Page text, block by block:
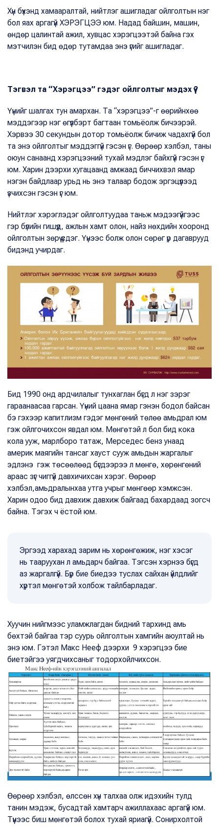
Хүн бүхэнд хамааралтай, нийтлэг ашигладаг ойлголтын нэг
бол яах аргагүй ХЭРЭГЦЭЭ юм. Надад байшин, машин,
өндөр цалинтай ажил, хувцас хэрэгцээтэй байна гэх
мэтчилэн бид өдөр тутамдаа энэ үгийг ашигладаг.
Тэгвэл та “Хэрэгцээ” гэдэг ойлголтыг мэдэх үү?
Үүнийг шалгах тун амархан. Та “хэрэгцээ”-г өөрийнхөө
мэддэгээр нэг өгүүлбэрт багтаан томьёолж бичээрэй.
Хэрвээ 30 секундын дотор томьёолж бичиж чадахгүй бол
та энэ ойлголтыг мэддэггүй гэсэн үг. Өөрөөр хэлбэл, таны
оюун санаанд хэрэгцээний тухай мэдлэг байхгүй гэсэн үг
юм. Харин дээрхи хугацаанд амжаад биччихвэл ямар
нэгэн байдлаар урьд нь энэ талаар бодож эргэцүүлээд
үзчихсэн гэсэн үг юм.
Нийтлэг хэрэглэдэг ойлголтуудаа таньж мэдээгүйгээс
гэр бүлийн гишүүд, ажлын хамт олон, найз нөхдийн хооронд
ойлголтын зөрүү үүсдэг. Үүнээс болж олон сөрөг үр дагаврууд
бидэнд учирдаг.
Бид 1990 онд ардчилалыг тунхаглан бүгд л нэг зэрэг
гараанаасаа гарсан. Үүний цаана ямар гэнэн бодол байсан
бэ гэхээр капитлизм гэдэг мөнгөний төлөө амьдрал юм
гэж ойлгочихсон явдал юм. Мөнгөтэй л бол бид кока
кола ууж, марлборо татаж, Мерседес бенз унаад
америк маягийн тансаг хауст сууж амьдын жаргалыг
эдлэнэ гэж төсөөлөөд бүгдээрээ л мөнгө, хөрөнгөний
араас зүг чиггүй давхичихсан хэрэг. Өөрөөр
хэлбэл,амьдралынхаа утга учрыг мөнгөөр хэмжсэн.
Харин одоо бид давхиж давхиж байгаад бахардаад зогсч
байна. Тэгэх ч ёстой юм.
Эргээд харахад зарим нь хөрөнгөжиж, нэг хэсэг
нь тааруухан л амьдарч байгаа. Тэгсэн хэрнээ бүгд
аз жаргалгүй. Бүр бие биедээ туслах сайхан үйлдлийг
хүртэл мөнгөтэй холбож тайлбарладаг.
Хуучин нийгмээс уламжлагдан бидний тархинд амь
бөхтэй байгаа тэр суурь ойлголтын хамгийн аюултай нь
энэ юм. Гэтэл Макс Нееф дээрхи 9 хэрэгцээ бие
биетэйгээ уягдчихсаныг тодорхойлчихсон.
Өөрөөр хэлбэл, өлссөн хүн талхаа олж идэхийн тулд
танин мэдэж, бусадтай хамтарч ажиллахаас аргагүй юм.
Түүнээс биш мөнгөтэй болох тухай яриагүй. Сонирхолтой